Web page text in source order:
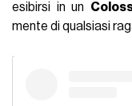
esibirsi in un
mente di qualsiasi